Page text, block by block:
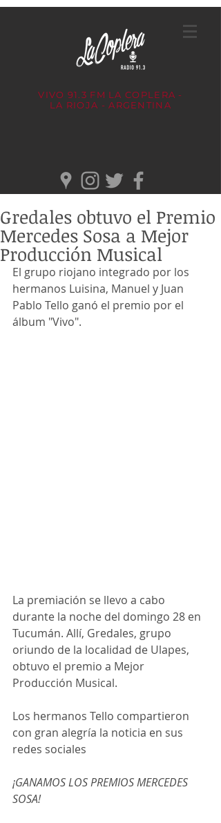
VIVO 91.3 FM LA COPLERA -
LA RIOJA - ARGENTINA
Gredales obtuvo el Premio
Mercedes Sosa a Mejor
Producción Musical
El grupo riojano integrado por los
hermanos Luisina, Manuel y Juan
Pablo Tello ganó el premio por el
álbum "Vivo".
La premiación se llevo a cabo
durante la noche del domingo 28 en
Tucumán. Allí, Gredales, grupo
oriundo de la localidad de Ulapes,
obtuvo el premio a Mejor
Producción Musical.
Los hermanos Tello compartieron
con gran alegría la noticia en sus
redes sociales
¡GANAMOS LOS PREMIOS MERCEDES
SOSA!